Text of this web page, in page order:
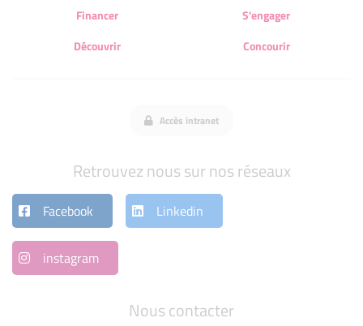
Nous contacter
Financer
S'engager
Découvrir
Concourir
Accès intranet
Retrouvez nous sur nos réseaux
Facebook Linkedin
instagram